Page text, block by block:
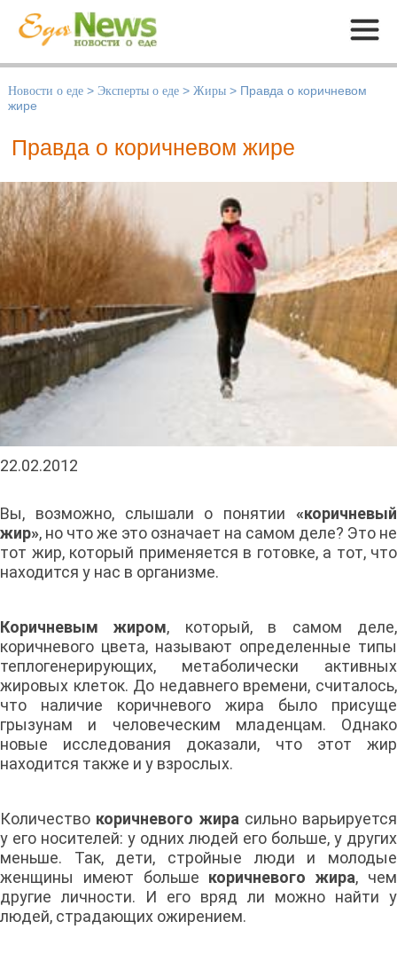
Меню
Новости о еде > Эксперты о еде > Жиры > Правда о коричневом
жире
Правда о коричневом жире
22.02.2012
Вы, возможно, слышали о понятии «коричневый
жир», но что же это означает на самом деле? Это не
тот жир, который применяется в готовке, а тот, что
находится у нас в организме.
Коричневым жиром, который, в самом деле,
коричневого цвета, называют определенные типы
теплогенерирующих, метаболически активных
жировых клеток. До недавнего времени, считалось,
что наличие коричневого жира было присуще
грызунам и человеческим младенцам. Однако
новые исследования доказали, что этот жир
находится также и у взрослых.
Количество коричневого жира сильно варьируется
у его носителей: у одних людей его больше, у других
меньше. Так, дети, стройные люди и молодые
женщины имеют больше коричневого жира, чем
другие личности. И его вряд ли можно найти у
людей, страдающих ожирением.